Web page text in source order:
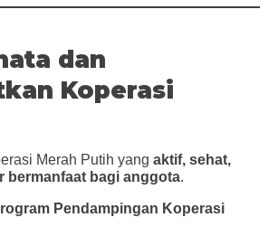
dan
Koperasi
Merah Putih yang aktif, sehat,
bermanfaat bagi anggota.
Pendampingan Koperasi